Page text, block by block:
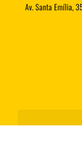
Av. Santa Emília,